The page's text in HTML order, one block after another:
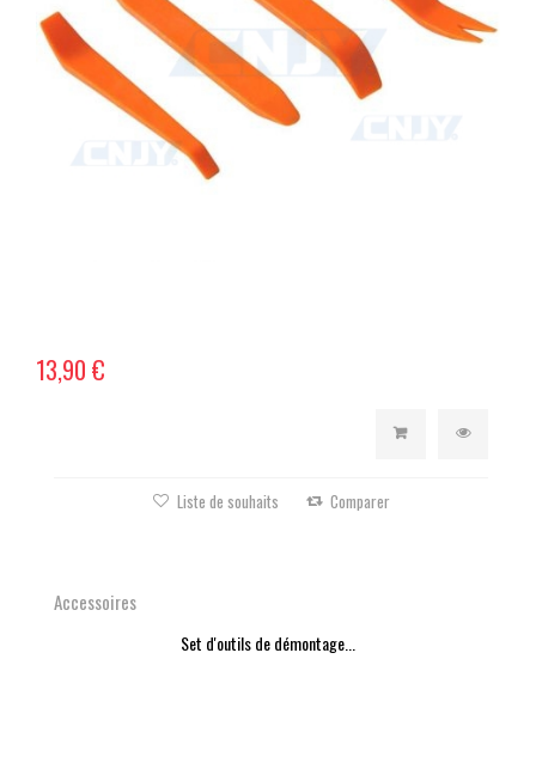
13,90 €
Liste de souhaits Comparer
Accessoires
Set d'outils de démontage...